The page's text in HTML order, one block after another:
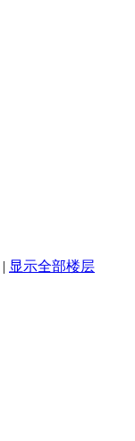
| 显示全部楼层